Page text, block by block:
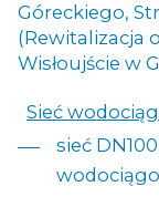
Góreckiego,
(Rewitalizacja
Wisłoujście w
Sieć
sieć